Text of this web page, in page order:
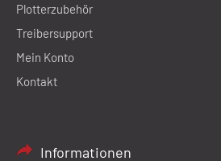
Plotterzubehör
Treibersupport
Mein Konto
Kontakt
Informationen